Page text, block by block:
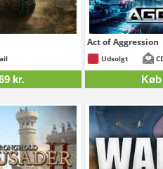
kr.
Act of Aggression
Udsolgt